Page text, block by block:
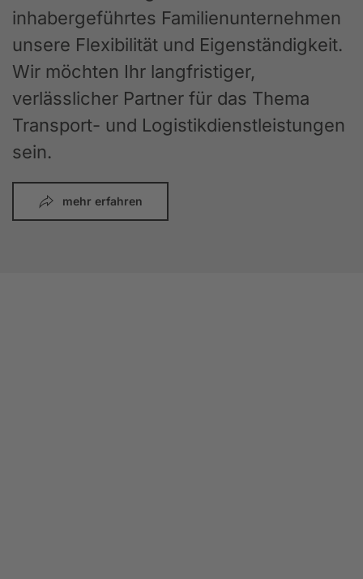
inhabergeführtes Familienunternehmen
unsere Flexibilität und Eigenständigkeit.
Wir möchten Ihr langfristiger,
verlässlicher Partner für das Thema
Transport- und Logistikdienstleistungen
sein.
mehr erfahren